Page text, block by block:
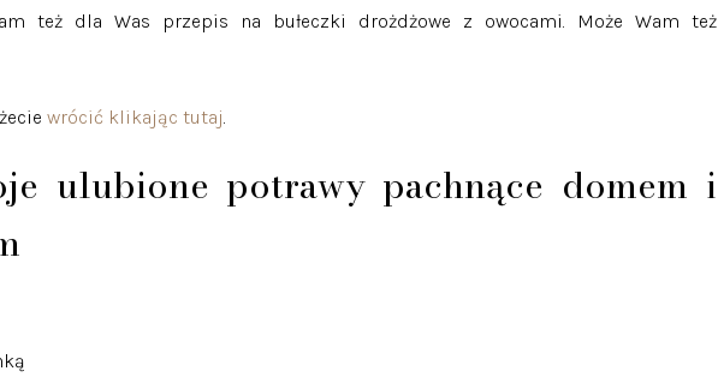
też dla Was przepis na bułeczki drożdżowe z owocami. Może Wam też
wrócić klikając tutaj
ulubione potrawy pachnące domem i